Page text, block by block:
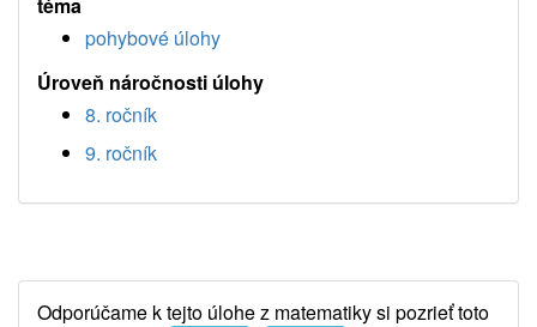
pohybové úlohy
Úroveň náročnosti úlohy
8. ročník
9. ročník
Odporúčame k tejto úlohe z matematiky si pozrieť toto